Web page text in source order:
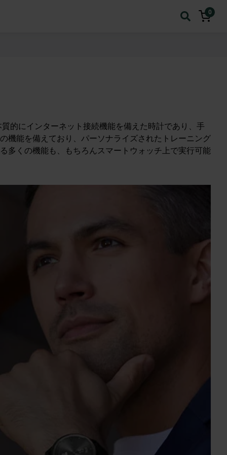
0
的にインターネット接続機能を備えた時計であり、手
機能を備えており、パーソナライズされたトレーニング
多くの機能も、もちろんスマートウォッチ上で実行可能